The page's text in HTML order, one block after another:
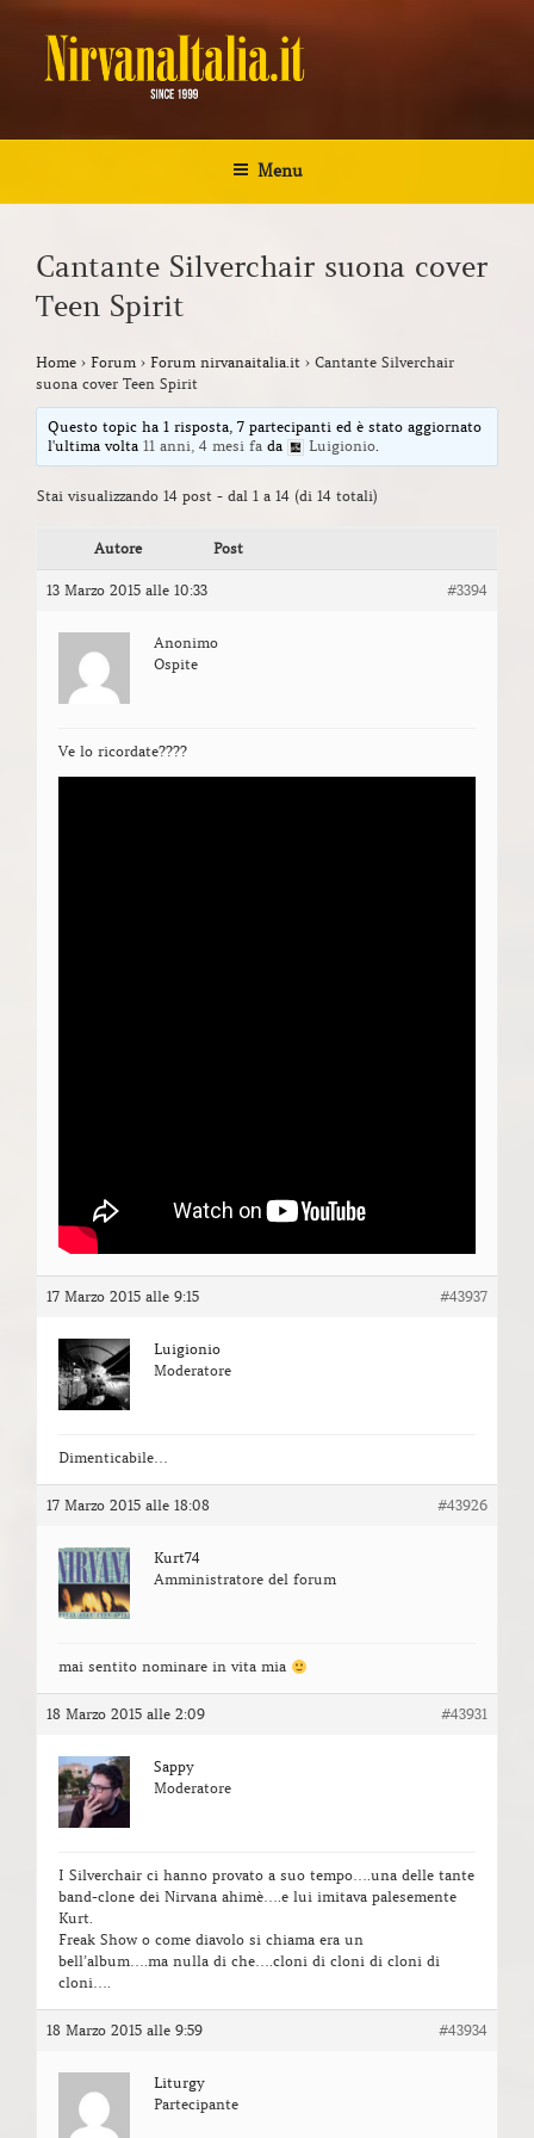
contenuto
NIRVANA ITALIA
Menu
Cantante Silverchair suona cover
Teen Spirit
Home › Forum › Forum nirvanaitalia.it › Cantante Silverchair
suona cover Teen Spirit
Questo topic ha 1 risposta, 7 partecipanti ed è stato aggiornato
l'ultima volta11 anni, 4 mesi fa da Luigionio.
Stai visualizzando 14 post - dal 1 a 14 (di 14 totali)
Autore Post
13 Marzo 2015 alle 10:33 #3394
Anonimo
Ospite
Ve lo ricordate????
17 Marzo 2015 alle 9:15 #43937
Luigionio
Moderatore
Dimenticabile…
17 Marzo 2015 alle 18:08 #43926
Kurt74
Amministratore del forum
mai sentito nominare in vita mia
18 Marzo 2015 alle 2:09 #43931
Sappy
Moderatore
I Silverchair ci hanno provato a suo tempo….una delle tante
band-clone dei Nirvana ahimè….e lui imitava palesemente
Kurt.
Freak Show o come diavolo si chiama era un
bell’album….ma nulla di che….cloni di cloni di cloni di
cloni….
18 Marzo 2015 alle 9:59 #43934
Liturgy
Partecipante